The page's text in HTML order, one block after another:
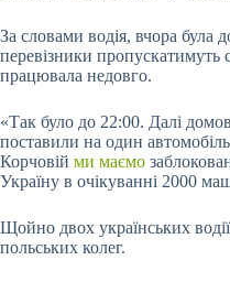
За словами водія, вчора була
перевізники пропускатимуть
працювала недовго.
«Так було до 22:00. Далі
поставили на один
Корчовій ми маємо
Україну в очікуванні 2000
Щойно двох українських
польських колег.